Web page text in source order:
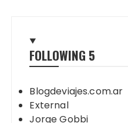
FOLLOWING 5
Blogdeviajes.com.ar
External
Jorge Gobbi